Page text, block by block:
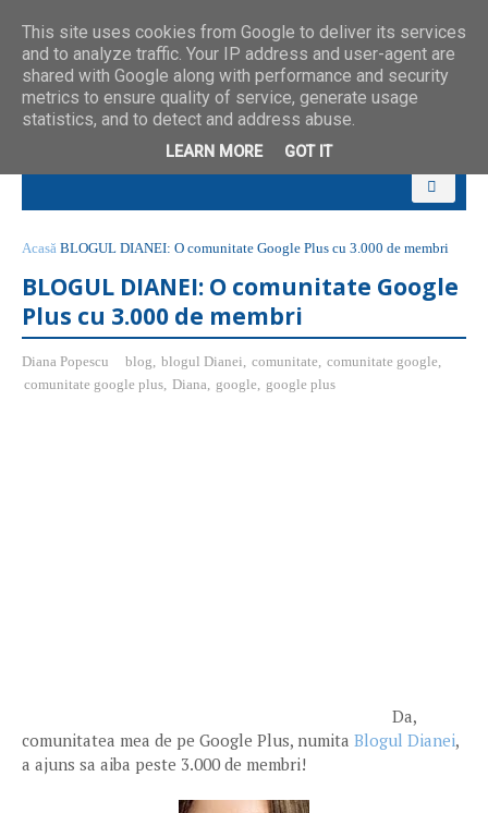
Acasă BLOGUL DIANEI: O comunitate Google Plus cu 3.000 de membri
BLOGUL DIANEI: O comunitate Google
Plus cu 3.000 de membri
Diana Popescu blog, blogul Dianei, comunitate, comunitate google,
comunitate google plus, Diana, google, google plus
Da,
comunitatea mea de pe Google Plus, numita Blogul Dianei,
a ajuns sa aiba peste 3.000 de membri!
This site uses cookies from Google to deliver its services
and to analyze traffic. Your IP address and user-agent are
shared with Google along with performance and security
metrics to ensure quality of service, generate usage
statistics, and to detect and address abuse.
LEARN MORE GOT IT